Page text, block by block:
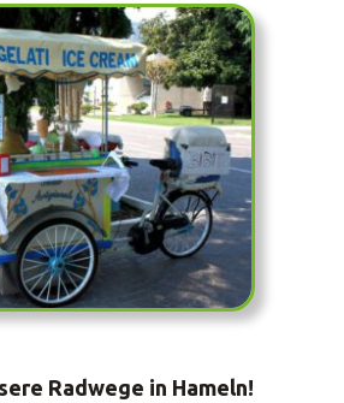
Radwege in Hameln!